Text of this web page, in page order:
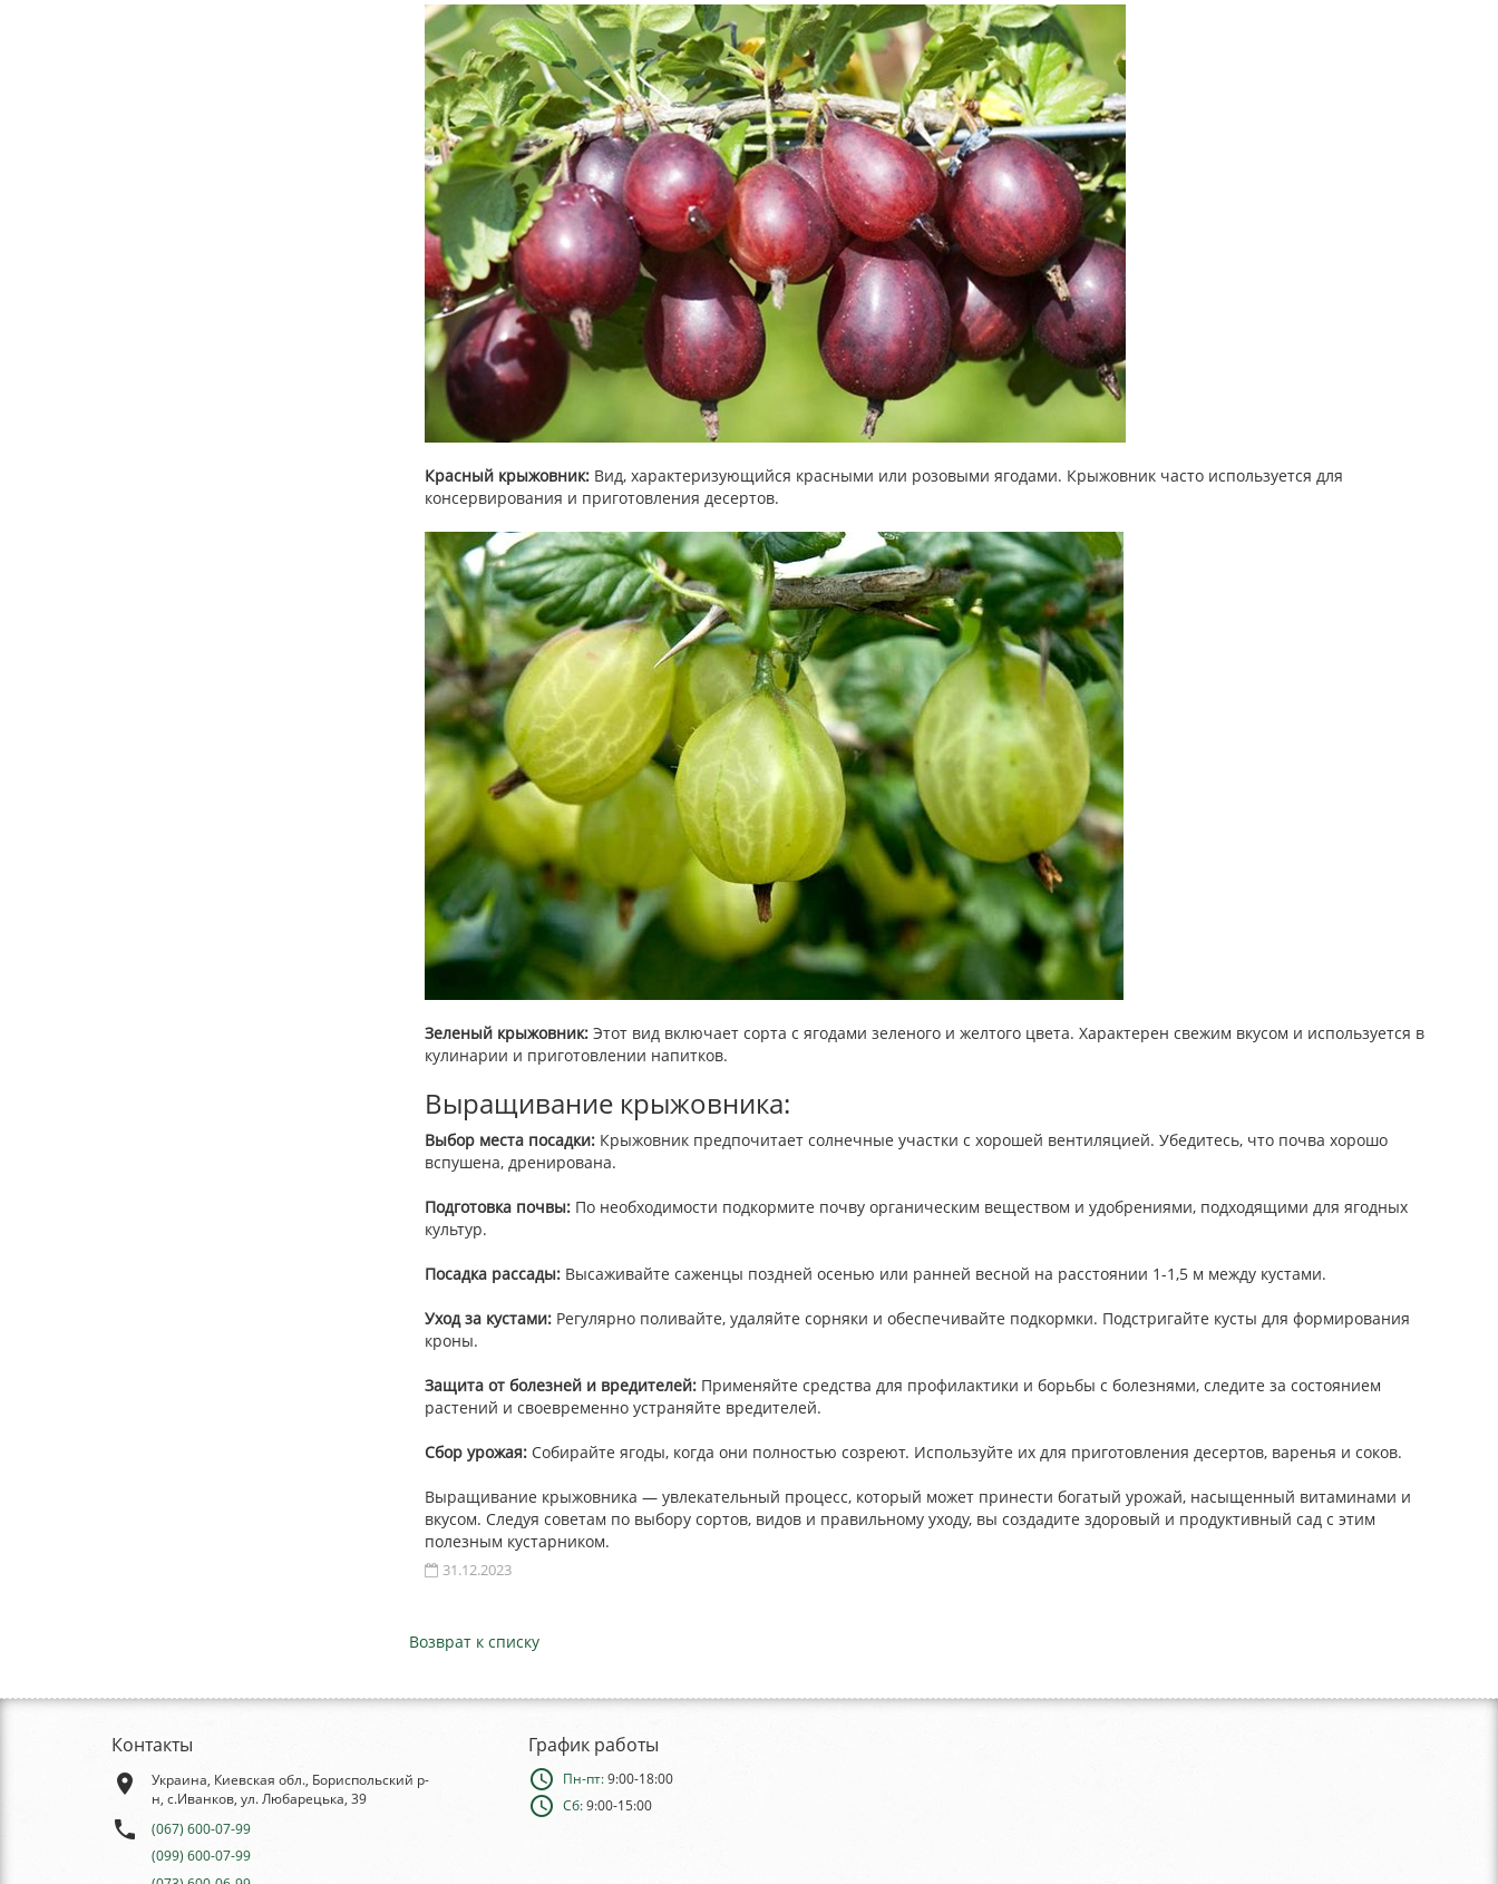
Красный крыжовник: Вид, характеризующийся красными или розовыми ягодами. Крыжовник часто используется для
консервирования и приготовления десертов.
Зеленый крыжовник: Этот вид включает сорта с ягодами зеленого и желтого цвета. Характерен свежим вкусом и используется в
кулинарии и приготовлении напитков.
Выращивание крыжовника:
Выбор места посадки: Крыжовник предпочитает солнечные участки с хорошей вентиляцией. Убедитесь, что почва хорошо
вспушена, дренирована.
Подготовка почвы: По необходимости подкормите почву органическим веществом и удобрениями, подходящими для ягодных
культур.
Посадка рассады: Высаживайте саженцы поздней осенью или ранней весной на расстоянии 1-1,5 м между кустами.
Уход за кустами: Регулярно поливайте, удаляйте сорняки и обеспечивайте подкормки. Подстригайте кусты для формирования
кроны.
Защита от болезней и вредителей: Применяйте средства для профилактики и борьбы с болезнями, следите за состоянием
растений и своевременно устраняйте вредителей.
Сбор урожая: Собирайте ягоды, когда они полностью созреют. Используйте их для приготовления десертов, варенья и соков.
Выращивание крыжовника — увлекательный процесс, который может принести богатый урожай, насыщенный витаминами и
вкусом. Следуя советам по выбору сортов, видов и правильному уходу, вы создадите здоровый и продуктивный сад с этим
полезным кустарником.
31.12.2023
Возврат к списку
Контакты
place
Украина, Киевская обл., Бориспольский р-
н, с.Иванков, ул. Любарецька, 39
phone
(067) 600-07-99
(099) 600-07-99
График работы
schedule Пн-пт: 9:00-18:00
schedule Сб: 9:00-15:00